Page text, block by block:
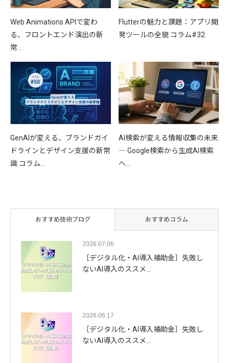
Web Animations APIで変わ
る、フロントエンド演出の新
常…
Flutterの魅力と課題：アプリ開
発ツールの全貌 コラム#32
GenAIが変える、ブランドガイ
ドラインとデザイン支援の新常
識 コラム…
AI検索が変える情報収集の未来
― Google検索から生成AI検索
へ…
おすすめ技術ブログ おすすめコラム
2026.07.06
［デジタル化・AI導入補助金］失敗し
ないAI導入のススメ…
2026.06.17
［デジタル化・AI導入補助金］失敗し
ないAI導入のススメ…